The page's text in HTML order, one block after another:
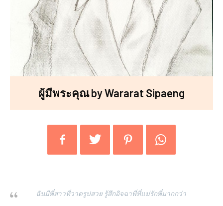
ผู้มีพระคุณ by Wararat Sipaeng
ฉันมีพี่สาวที่วาดรูปสวย รู้สึกอิจฉาพี่ที่แม่รักพี่มากกว่า